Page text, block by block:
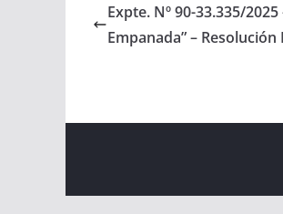
Expte. Nº 90-33.335/
Empanada” – Resolución